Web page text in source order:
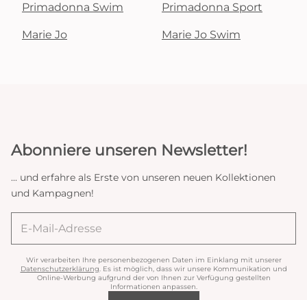
Primadonna Swim Primadonna Sport
Marie Jo Marie Jo Swim
Abonniere unseren Newsletter!
... und erfahre als Erste von unseren neuen Kollektionen
und Kampagnen!
Wir verarbeiten Ihre personenbezogenen Daten im Einklang mit unserer
Datenschutzerklärung . Es ist möglich, dass wir unsere Kommunikation und
Online-Werbung aufgrund der von Ihnen zur Verfügung gestellten
Informationen anpassen.